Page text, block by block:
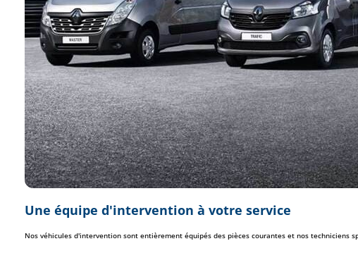
Une équipe d'intervention à votre service
Nos véhicules d'intervention sont entièrement équipés des pièces courantes et nos